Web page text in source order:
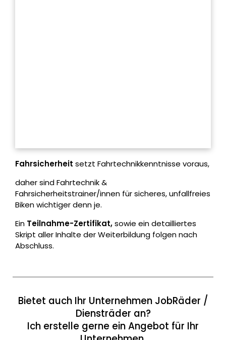
Fahrsicherheit setzt Fahrtechnikkenntnisse voraus,
daher sind Fahrtechnik &
Fahrsicherheitstrainer/innen für sicheres, unfallfreies
Biken wichtiger denn je.
Ein Teilnahme-Zertifikat,sowie ein detailliertes
Skript aller Inhalte der Weiterbildung folgen nach
Abschluss.
Bietet auch Ihr Unternehmen JobRäder /
Diensträder an?
Ich erstelle gerne ein Angebot für Ihr